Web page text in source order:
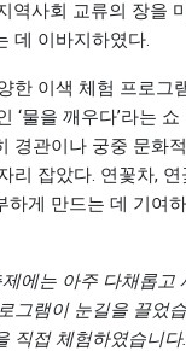
역사회 교류의 장을
데 이바지하였다.
한 이색 체험 프로그
‘물을 깨우다’라는
경관이나 궁중 문화
리 잡았다. 연꽃차,
하게 만드는 데 기여
에는 아주 다채롭
그램이 눈길을 끌었
직접 체험하였습니